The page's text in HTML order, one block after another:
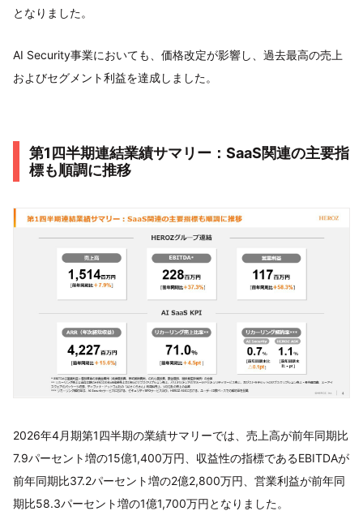
となりました。
AI Security事業においても、価格改定が影響し、過去最高の売上
およびセグメント利益を達成しました。
第1四半期連結業績サマリー：SaaS関連の主要指
標も順調に推移
2026年4月期第1四半期の業績サマリーでは、売上高が前年同期比
7.9パーセント増の15億1,400万円、収益性の指標であるEBITDAが
前年同期比37.2パーセント増の2億2,800万円、営業利益が前年同
期比58.3パーセント増の1億1,700万円となりました。